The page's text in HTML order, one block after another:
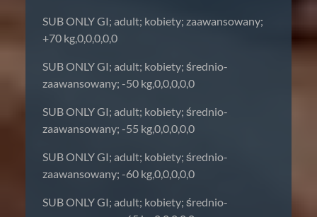
SUB ONLY GI; adult; kobiety; zaawansowany;
+70 kg,0,0,0,0,0
SUB ONLY GI; adult; kobiety; średnio-
zaawansowany; -50 kg,0,0,0,0,0
SUB ONLY GI; adult; kobiety; średnio-
zaawansowany; -55 kg,0,0,0,0,0
SUB ONLY GI; adult; kobiety; średnio-
zaawansowany; -60 kg,0,0,0,0,0
SUB ONLY GI; adult; kobiety; średnio-